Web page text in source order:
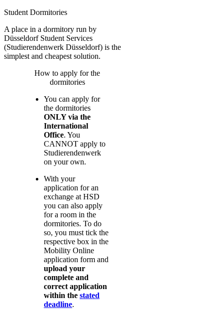
Student Dormitories
A place in a dormitory run by
Düsseldorf Student Services
(Studierendenwerk Düsseldorf) is the
simplest and cheapest solution.
How to apply for the
dormitories
You can apply for
the dormitories
ONLY via the
International
Office. You
CANNOT apply to
Studierendenwerk
on your own.
With your
application for an
exchange at HSD
you can also apply
for a room in the
dormitories. To do
so, you must tick the
respective box in the
Mobility Online
application form and
upload your
complete and
correct application
within the stated
deadline.